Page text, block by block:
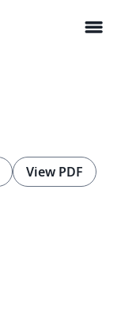
menu
View PDF